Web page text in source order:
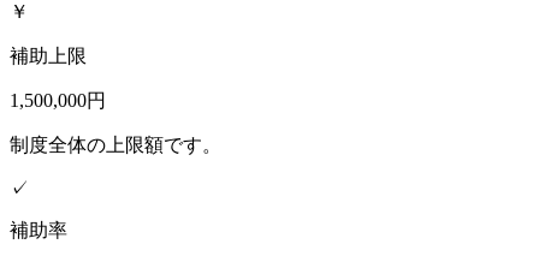
￥
補助上限
1,500,000円
制度全体の上限額です。
✓
補助率